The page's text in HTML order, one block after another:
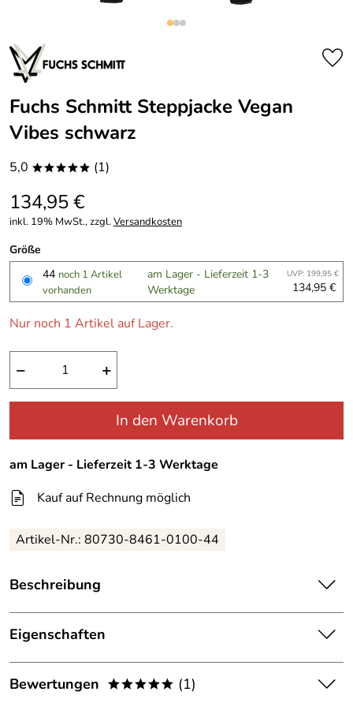
Fuchs Schmitt Steppjacke Vegan
Vibes schwarz
5,0 ***** (1)
134,95 €
inkl. 19% MwSt., zzgl.Versandkosten
Größe
44 noch 1 Artikel
vorhanden
am Lager - Lieferzeit 1-3
Werktage
UVP: 199,95 €
134,95 €
Nur noch 1 Artikel auf Lager.
− +
In den Warenkorb
am Lager - Lieferzeit 1-3 Werktage
Kauf auf Rechnung möglich
Artikel-Nr.: 80730-8461-0100-44
Beschreibung
Fuchs Schmitt Steppjacke Black
Leichte Steppjacke der Firma Fuchs & Schmitt. Die
Damenjacke besitzt eine schöne Steppung und steht jeder
Dame . In der Farbe Schwarz ist es ein Basicteil, dass in
keinem Kleiderschrank fehlen darf. Die leichte aber
Eigenschaften
Details
Frühjahr/ Herbst/ nicht zu kalter
Bewertungen ***** (1)